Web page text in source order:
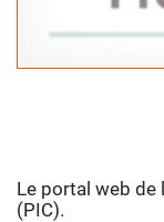
Le portal web de
(PIC).